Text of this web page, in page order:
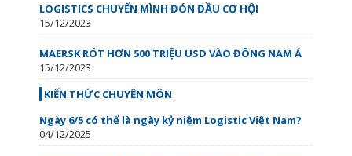
LOGISTICS CHUYỂN MÌNH ĐÓN ĐẦU CƠ HỘI
15/12/2023
MAERSK RÓT HƠN 500 TRIỆU USD VÀO ĐÔNG NAM Á
15/12/2023
KIẾN THỨC CHUYÊN MÔN
Ngày 6/5 có thể là ngày kỷ niệm Logistic Việt Nam?
04/12/2025